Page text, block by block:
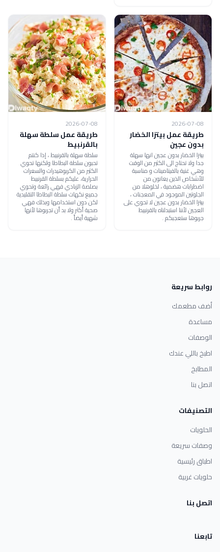
2026-07-08
طريقة عمل بيتزا الخضار
بدون عجين
بيتزا الخضار بدون عجين انها سهلة
جدا ولا تحتاج الى الكثير من الوقت
وهي غنية بالفيتامينات و مناسبة
للأشخاص الذين يعانون من
اضطرابات هضمية ، لخلوهلا من
الجلوتين الموجود في المعجنات ،
بيتزا الخضار بدون عجين لا تحوي على
العجين لأننا استبدلناه بالقرنبيط
جربوها ستعجبكم .
2026-07-08
طريقة عمل سلطة سهلة
بالقرنبيط
سلطة سهلة بالقرنبيط ، إذا كنتم
تحبون سلطة البطاطا ولكنها تحوي
الكثير من الكربوهيدرات والسعرات
الحرارية، عليكم بسلطة القرنبيط
بصلصة الزبادي فهي رائعة وتحوي
جميع نكهات سلطة البطاطا التقليدية
لكن دون استخدامها وبذلك فهي
صحية أكثر ولا بد أن تجربوها لأنها
شهية أيضاً .
روابط سريعة
أضف مطعمك
مساعدة
الوصفات
اطبخ باللي عندك
المطابخ
اتصل بنا
التصنيفات
الحلويات
وصفات سريعة
اطباق رئيسية
حلويات غربية
اتصل بنا
تابعنا